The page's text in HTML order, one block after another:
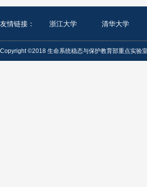
友情链接： 浙江大学 清华大学
Copyright ©2018 生命系统稳态与保护教育部重点实验